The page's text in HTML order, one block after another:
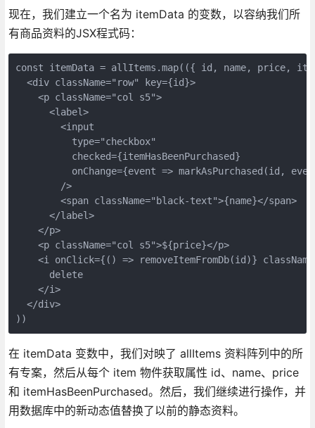
现在，我们建立一个名为 itemData 的变数，以容纳我们所
有商品资料的JSX程式码：
const itemData = allItems.map(({ id, name, price,
  <div className="row" key={id}>
    <p className="col s5">
      <label>
        <input
          type="checkbox"
          checked={itemHasBeenPurchased}
onChange={event => markAsPurchased(id,
        />
        <span className="black-text">{name}</span>
      </label>
    </p>
    <p className="col s5">${price}</p>
<i onClick={() => removeItemFromDb(id)}
      delete
    </i>
  </div>
))
在 itemData 变数中，我们对映了 allItems 资料阵列中的所
有专案，然后从每个 item 物件获取属性 id、name、price
和 itemHasBeenPurchased。然后，我们继续进行操作，并
用数据库中的新动态值替换了以前的静态资料。